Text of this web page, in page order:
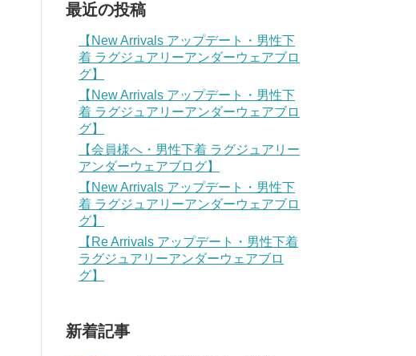
最近の投稿
【New Arrivals アップデート・男性下
着 ラグジュアリーアンダーウェアブロ
グ】
【New Arrivals アップデート・男性下
着 ラグジュアリーアンダーウェアブロ
グ】
【会員様へ・男性下着 ラグジュアリー
アンダーウェアブログ】
【New Arrivals アップデート・男性下
着 ラグジュアリーアンダーウェアブロ
グ】
【Re Arrivals アップデート・男性下着
ラグジュアリーアンダーウェアブロ
グ】
新着記事